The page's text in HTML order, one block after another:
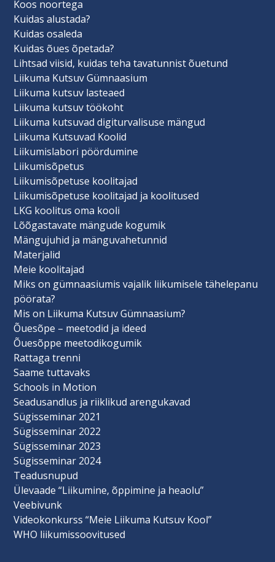
Koos noortega
Kuidas alustada?
Kuidas osaleda
Kuidas õues õpetada?
Lihtsad viisid, kuidas teha tavatunnist õuetund
Liikuma Kutsuv Gümnaasium
Liikuma kutsuv lasteaed
Liikuma kutsuv töökoht
Liikuma kutsuvad digiturvalisuse mängud
Liikuma Kutsuvad Koolid
Liikumislabori pöördumine
Liikumisõpetus
Liikumisõpetuse koolitajad
Liikumisõpetuse koolitajad ja koolitused
LKG koolitus oma kooli
Lõõgastavate mängude kogumik
Mängujuhid ja mänguvahetunnid
Materjalid
Meie koolitajad
Miks on gümnaasiumis vajalik liikumisele tähelepanu
pöörata?
Mis on Liikuma Kutsuv Gümnaasium?
Õuesõpe – meetodid ja ideed
Õuesõppe meetodikogumik
Rattaga trenni
Saame tuttavaks
Schools in Motion
Seadusandlus ja riiklikud arengukavad
Sügisseminar 2021
Sügisseminar 2022
Sügisseminar 2023
Sügisseminar 2024
Teadusnupud
Ülevaade “Liikumine, õppimine ja heaolu”
Veebivunk
Videokonkurss “Meie Liikuma Kutsuv Kool”
WHO liikumissoovitused